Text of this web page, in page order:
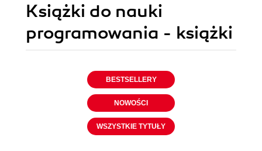
Książki do nauki
programowania - książki
BESTSELLERY
NOWOŚCI
WSZYSTKIE TYTUŁY